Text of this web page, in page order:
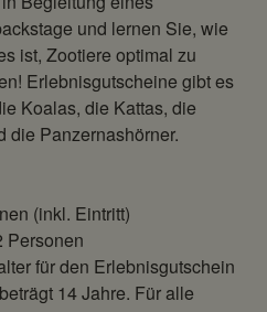
und lernen Sie, wie
ist, Zootiere optimal zu
Erlebnisgutscheine gibt es
Koalas, die Kattas, die
die Panzernashörner.
(inkl. Eintritt)
Personen
für den Erlebnisgutschein
14 Jahre. Für alle